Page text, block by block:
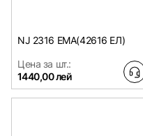
NJ 2316 EMA(42616 EЛ)
Цена за шт.:
1440,00 лей